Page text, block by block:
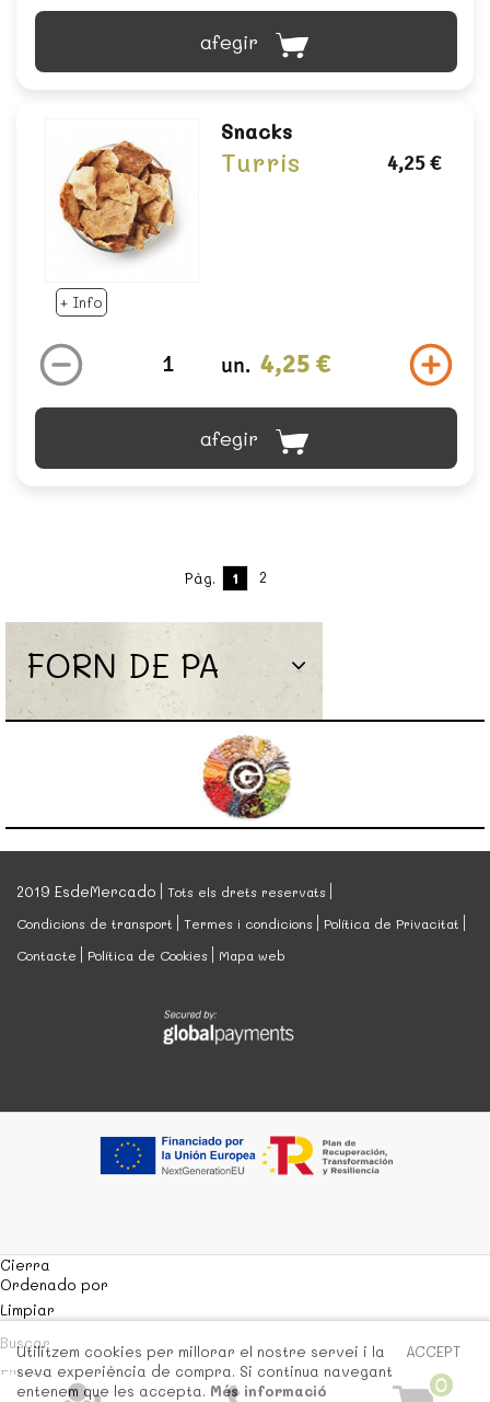
afegir
+ Info
Snacks
Turris 4,25 €
un. 4,25 €
afegir
Pàg. 1 2
FORN DE PA
0
2019 EsdeMercado
Tots els drets reservats
Condicions de transport
Termes i condicions
Política de Privacitat
Contacte
Política de Cookies Mapa web
Cierra
Ordenado por
Limpiar
Buscar
Filtrar
ACCEPT
Utilitzem cookies per millorar el nostre servei i la
seva experiència de compra. Si continua navegant
entenem que les accepta. Més informació